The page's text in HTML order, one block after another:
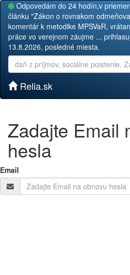
Odpovedám do 24 hodín,v
článku "Zákon o rovnakom
komentár k metodike MPSVaR,
práce vo verejnom záujme ...
13.8.2026, posledné miesta.
Relia.sk
Zadajte Email
hesla
Email